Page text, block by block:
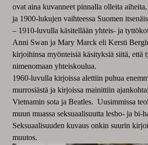
ovat aina kuvanneet pinnalla olleita
ja 1900-lukujen vaihteessa Suomen
– 1910-luvulla käsitellään yhteis- ja
Anni Swan ja Mary Marck eli Kersti
kirjoihinsa myönteisiä käsityksiä siitä, että
nimenomaan yhteiskoulua.
1960-luvulla kirjoissa alettiin puhua
murrosiästä ja kirjoissa mainittiin
Vietnamin sota ja Beatles. Uusimmissa
muun muassa seksuaalisuutta lesbo- ja bi-
Seksuaalisuuden kuvaus onkin suurin
muutos.